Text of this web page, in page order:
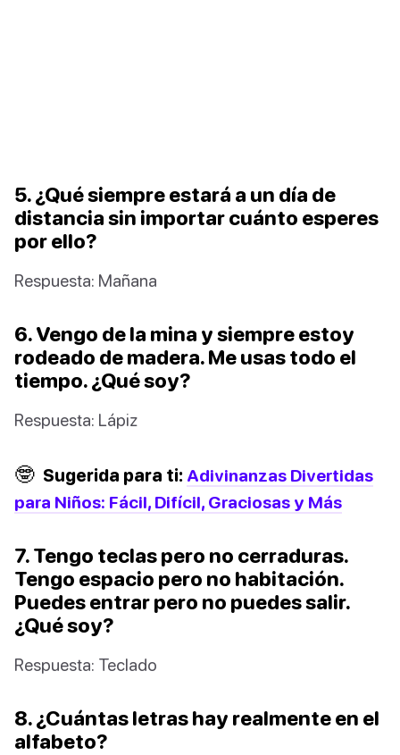
5. ¿Qué siempre estará a un día de
distancia sin importar cuánto esperes
por ello?
Respuesta: Mañana
6. Vengo de la mina y siempre estoy
rodeado de madera. Me usas todo el
tiempo. ¿Qué soy?
Respuesta: Lápiz
🤓 Sugerida para ti: Adivinanzas Divertidas
para Niños: Fácil, Difícil, Graciosas y Más
7. Tengo teclas pero no cerraduras.
Tengo espacio pero no habitación.
Puedes entrar pero no puedes salir.
¿Qué soy?
Respuesta: Teclado
8. ¿Cuántas letras hay realmente en el
alfabeto?